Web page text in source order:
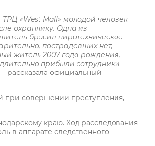
«West Mall» молодой человек
охраннику. Одна из
бросил пиротехническое
пострадавших нет,
житель 2007 года рождения,
прибыли сотрудники
- рассказала официальный
при совершении преступления,
краю. Ход расследования
в аппарате следственного